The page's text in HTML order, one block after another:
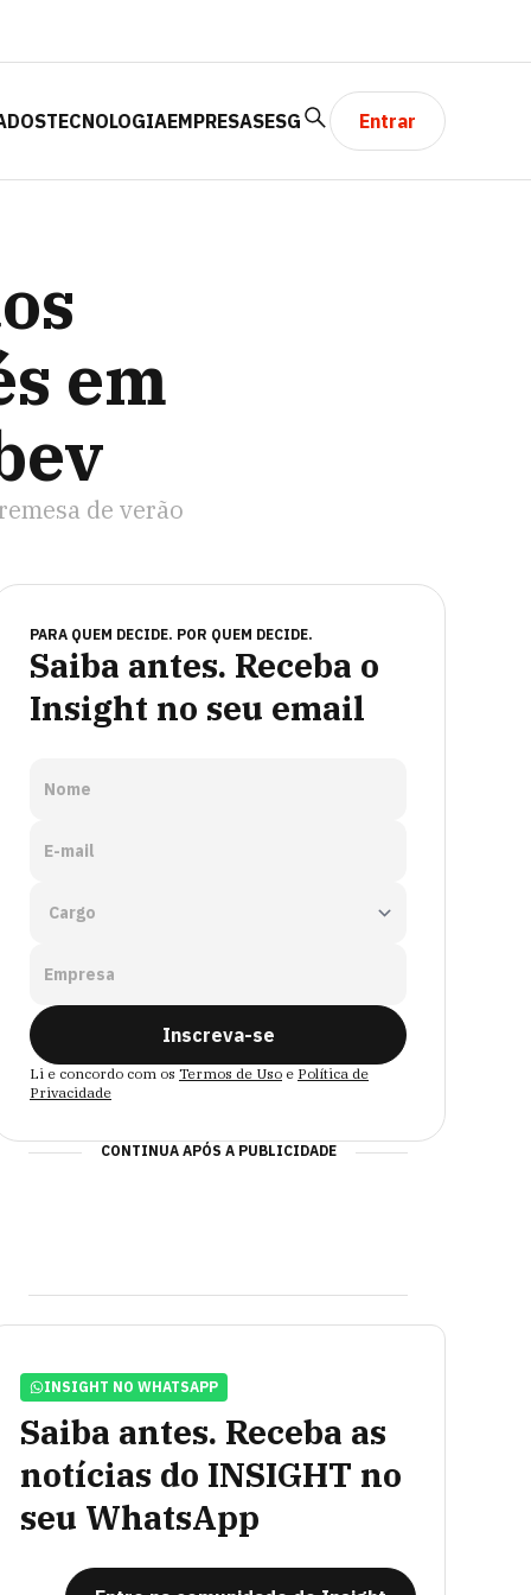
TECNOLOGIAEMPRESASESG Entrar
em
de verão
PARA QUEM DECIDE. POR QUEM DECIDE.
Saiba antes. Receba o
Insight no seu email
Nome
E-mail
Empresa
Inscreva-se
Li e concordo com os Termos de Uso e Política de
Privacidade
CONTINUA APÓS A PUBLICIDADE
INSIGHT NO WHATSAPP
Saiba antes. Receba as
notícias do INSIGHT no
seu WhatsApp